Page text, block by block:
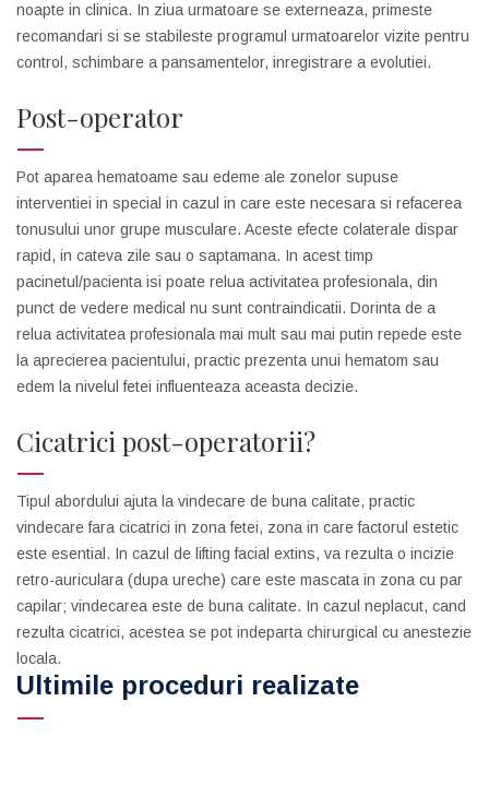
noapte in clinica. In ziua urmatoare se externeaza, primeste
recomandari si se stabileste programul urmatoarelor vizite pentru
control, schimbare a pansamentelor, inregistrare a evolutiei.
Post-operator
Pot aparea hematoame sau edeme ale zonelor supuse
interventiei in special in cazul in care este necesara si refacerea
tonusului unor grupe musculare. Aceste efecte colaterale dispar
rapid, in cateva zile sau o saptamana. In acest timp
pacinetul/pacienta isi poate relua activitatea profesionala, din
punct de vedere medical nu sunt contraindicatii. Dorinta de a
relua activitatea profesionala mai mult sau mai putin repede este
la aprecierea pacientului, practic prezenta unui hematom sau
edem la nivelul fetei influenteaza aceasta decizie.
Cicatrici post-operatorii?
Tipul abordului ajuta la vindecare de buna calitate, practic
vindecare fara cicatrici in zona fetei, zona in care factorul estetic
este esential. In cazul de lifting facial extins, va rezulta o incizie
retro-auriculara (dupa ureche) care este mascata in zona cu par
capilar; vindecarea este de buna calitate. In cazul neplacut, cand
rezulta cicatrici, acestea se pot indeparta chirurgical cu anestezie
locala.
Ultimile proceduri realizate